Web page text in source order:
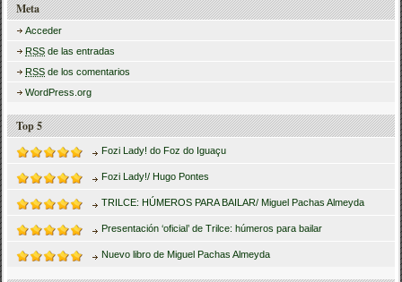
Meta
Acceder
RSS de las entradas
RSS de los comentarios
WordPress.org
Top 5
Fozi Lady! do Foz do Iguaçu
Fozi Lady!/ Hugo Pontes
TRILCE: HÚMEROS PARA BAILAR/ Miguel Pachas Almeyda
Presentación ‘oficial’ de Trilce: húmeros para bailar
Nuevo libro de Miguel Pachas Almeyda